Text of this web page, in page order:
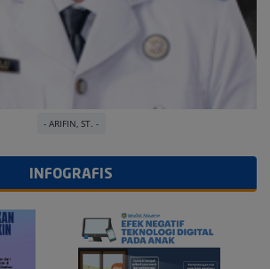
- ARIFIN, ST. -
INFOGRAFIS